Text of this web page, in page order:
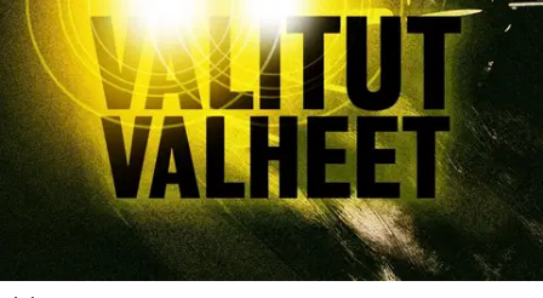
Mutta eikö juuri tyhjässä asunnossa olekin hiljaista?” Jussi Simola
(s. 1971) on Raumalla syntynyt yrittäjä ja kirjailija, joka asuu
Helsingissä. Kauppatieteiden opinnot veivät hänet vuosiksi
ulkomaille Englantiin ja Australiaan, kirjoittamisen opintoja Jussi on
suorittanut Suomessa. Valitut valheet on itsenäinen jatko-osa hänen
esikoisdekkarilleen Haudatut haaveet (2023).
Näytä lisää tuotekuvausta
Ominaisuudet